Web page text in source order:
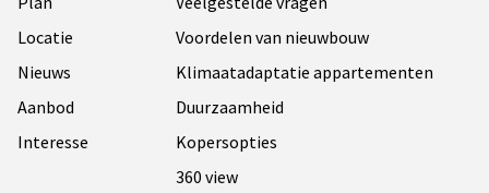
Locatie
Nieuws
Aanbod
Interesse
Voordelen van nieuwbouw
Klimaatadaptatie appartementen
Duurzaamheid
Kopersopties
360 view